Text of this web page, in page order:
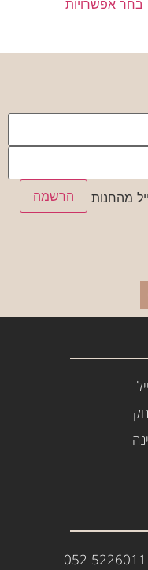
בחר אפשרויות
מהחנות הרשמה
052-5226011